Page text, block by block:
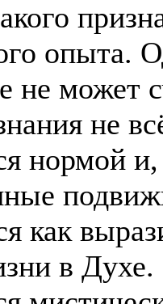
опыта.
не может
не
нормой
как
в